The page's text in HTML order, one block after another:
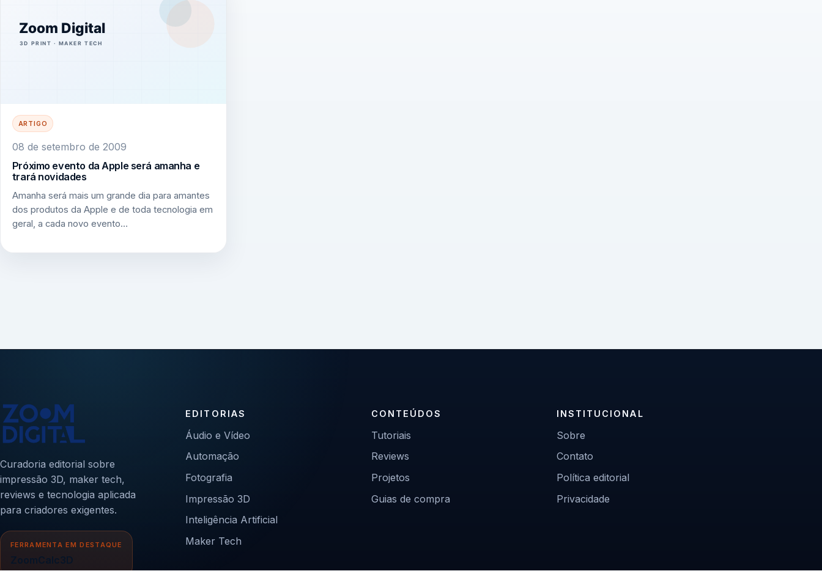
ARTIGO
08 de setembro de 2009
Próximo evento da Apple será amanha e
trará novidades
Amanha será mais um grande dia para amantes
dos produtos da Apple e de toda tecnologia em
geral, a cada novo evento…
Curadoria editorial sobre
impressão 3D, maker tech,
reviews e tecnologia aplicada
para criadores exigentes.
FERRAMENTA EM DESTAQUE
ZoomCalc3D
EDITORIAS
Áudio e Vídeo
Automação
Fotografia
Impressão 3D
Inteligência Artificial
Maker Tech
CONTEÚDOS
Tutoriais
Reviews
Projetos
Guias de compra
INSTITUCIONAL
Sobre
Contato
Política editorial
Privacidade